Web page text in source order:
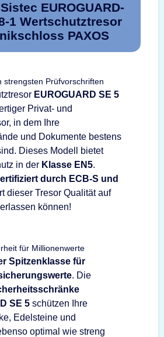
EUROGUARD-
1 Wertschutztresor
PAXOS
strengsten Prüfvorschriften
EUROGUARD SE 5
Privat- und
in dem Ihre
und Dokumente bestens
Dieses Modell bietet
in der Klasse EN5.
durch ECB-S und
dieser Tresor Qualität auf
können!
für Millionenwerte
Spitzenklasse für
. Die
SE 5 schützen Ihre
Edelsteine und
optimal wie streng